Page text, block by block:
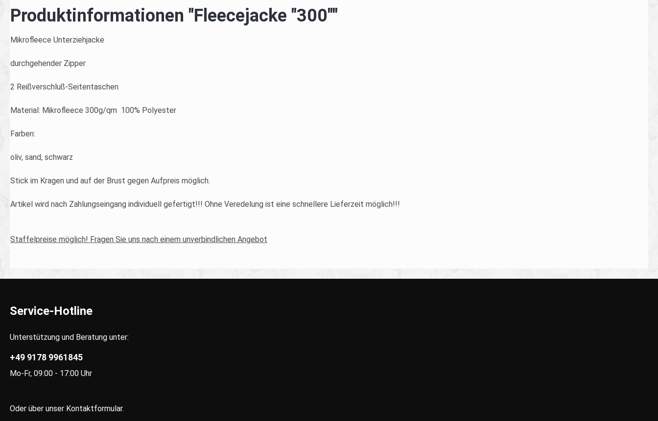
Produktinformationen "Fleecejacke "300""
Mikrofleece Unterziehjacke
durchgehender Zipper
2 Reißverschluß-Seitentaschen
Material: Mikrofleece 300g/qm 100% Polyester
Farben:
oliv, sand, schwarz
Stick im Kragen und auf der Brust gegen Aufpreis möglich.
Artikel wird nach Zahlungseingang individuell gefertigt!!! Ohne Veredelung ist eine schnellere Lieferzeit möglich!!!
Staffelpreise möglich! Fragen Sie uns nach einem unverbindlichen Angebot
Service-Hotline
Unterstützung und Beratung unter:
+49 9178 9961845
Mo-Fr, 09:00 - 17:00 Uhr
Oder über unser Kontaktformular.